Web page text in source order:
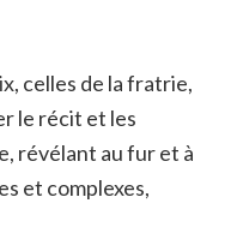
celles de la fratrie,
le récit et les
révélant au fur et à
et complexes,